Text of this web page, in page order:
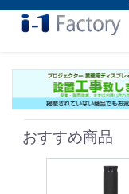
おすすめ商品